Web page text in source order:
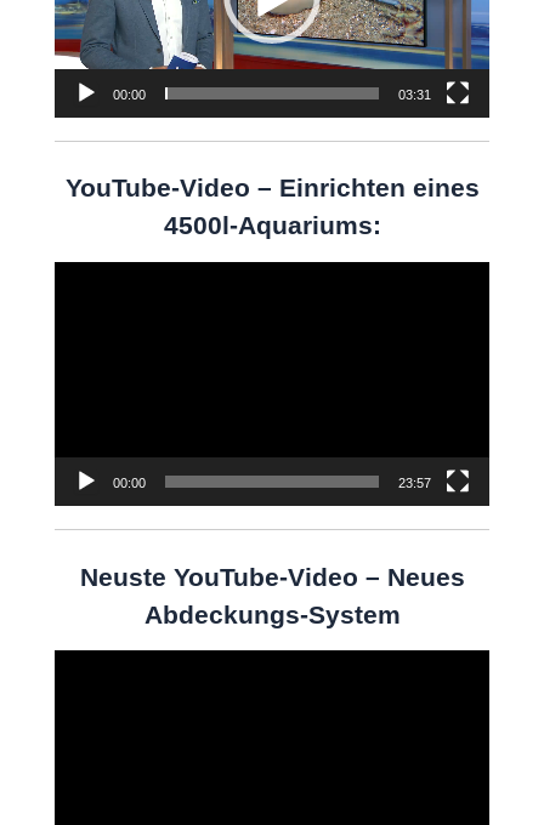
00:00 03:31
YouTube-Video – Einrichten eines
4500l-Aquariums:
00:00 23:57
Neuste YouTube-Video – Neues
Abdeckungs-System